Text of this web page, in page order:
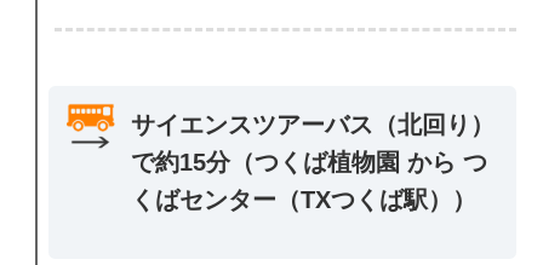
サイエンスツアーバス（北回り）
で約15分（つくば植物園 から つ
くばセンター（TXつくば駅））